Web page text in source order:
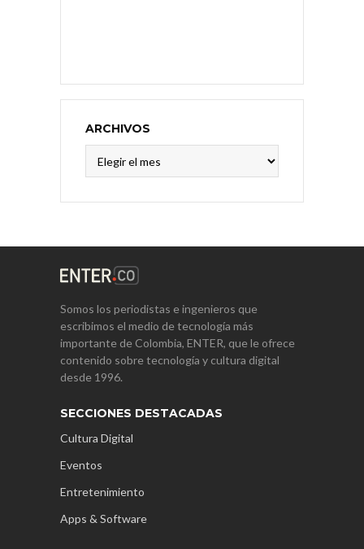
ARCHIVOS
Somos los periodistas e ingenieros que
escribimos el medio de tecnología más
importante de Colombia, ENTER, que le ofrece
contenido sobre tecnología y cultura digital
desde 1996.
SECCIONES DESTACADAS
Cultura Digital
Eventos
Entretenimiento
Apps & Software